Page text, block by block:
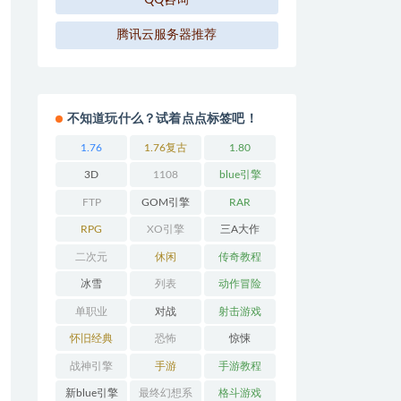
腾讯云服务器推荐
不知道玩什么？试着点点标签吧！
1.76 1.76复古 1.80
3D 1108 blue引擎
FTP GOM引擎 RAR
RPG XO引擎 三A大作
二次元 休闲 传奇教程
冰雪 列表 动作冒险
单职业 对战 射击游戏
怀旧经典 恐怖 惊悚
战神引擎 手游 手游教程
新blue引擎 最终幻想系 格斗游戏